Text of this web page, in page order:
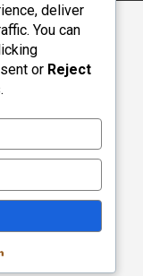
deliver
You can
or Reject